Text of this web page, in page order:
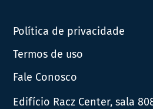
Política de privacidade
Termos de uso
Fale Conosco
Edifício Racz Center, sala